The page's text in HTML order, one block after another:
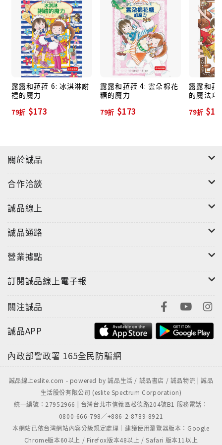
露露和菈菈 6: 冰淇淋謝
禮的魔力
79折 $173
露露和菈菈 4: 雲朵棉花
糖的魔力
79折 $173
露露和菈
的魔法巧
79折
關於誠品
合作洽談
誠品線上
誠品通路
營業據點
訂閱誠品線上電子報
關注誠品
誠品APP
內政部警政署 165全民防騙網
誠品線上eslite.com - powered by 誠品生活 / 誠品書店 / 誠品物流 | 誠品
生活股份有限公司 (eslite Spectrum Corporation)
統一編號：27952966 | 台灣台北市信義區松德路204號B1 服務電話：
0800-666-798／+886-2-8789-8921
本網站已依台灣網站內容分級規定處理｜建議使用瀏覽器版本：Google
Chrome版本60以上 / Firefox版本48以上 / Safari 版本11以上